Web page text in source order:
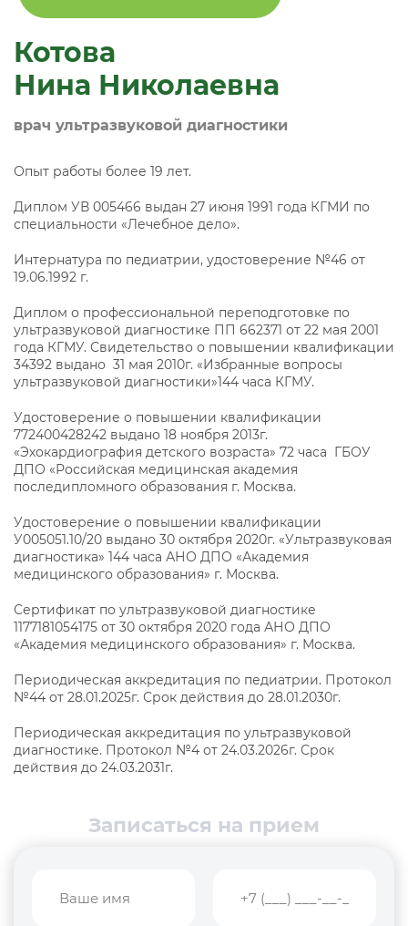
Котова
Нина Николаевна
врач ультразвуковой диагностики
Опыт работы более 19 лет.
Диплом УВ 005466 выдан 27 июня 1991 года КГМИ по
специальности «Лечебное дело».
Интернатура по педиатрии, удостоверение №46 от
19.06.1992 г.
Диплом о профессиональной переподготовке по
ультразвуковой диагностике ПП 662371 от 22 мая 2001
года КГМУ. Свидетельство о повышении квалификации
34392 выдано 31 мая 2010г. «Избранные вопросы
ультразвуковой диагностики»144 часа КГМУ.
Удостоверение о повышении квалификации
772400428242 выдано 18 ноября 2013г.
«Эхокардиография детского возраста» 72 часа ГБОУ
ДПО «Российская медицинская академия
последипломного образования г. Москва.
Удостоверение о повышении квалификации
У005051.10/20 выдано 30 октября 2020г. «Ультразвуковая
диагностика» 144 часа АНО ДПО «Академия
медицинского образования» г. Москва.
Сертификат по ультразвуковой диагностике
1177181054175 от 30 октября 2020 года АНО ДПО
«Академия медицинского образования» г. Москва.
Периодическая аккредитация по педиатрии. Протокол
№44 от 28.01.2025г. Срок действия до 28.01.2030г.
Периодическая аккредитация по ультразвуковой
диагностике. Протокол №4 от 24.03.2026г. Срок
действия до 24.03.2031г.
Записаться на прием